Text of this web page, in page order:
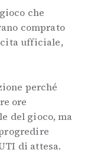
che
comprato
ufficiale,
perché
ore
del gioco, ma
di attesa.